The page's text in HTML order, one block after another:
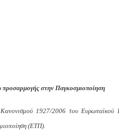
στην Παγκοσμιοποίηση
1927/2006 του Ευρωπαϊκού
(ΕΤΠ).